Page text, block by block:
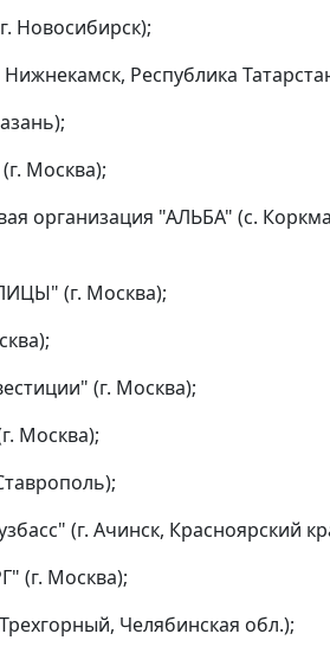
Новосибирск);
Республика
Москва);
организация "АЛЬБА" (с.
(г. Москва);
(г. Москва);
Москва);
(г. Ачинск, Красноярский
(г. Москва);
Челябинская обл.);